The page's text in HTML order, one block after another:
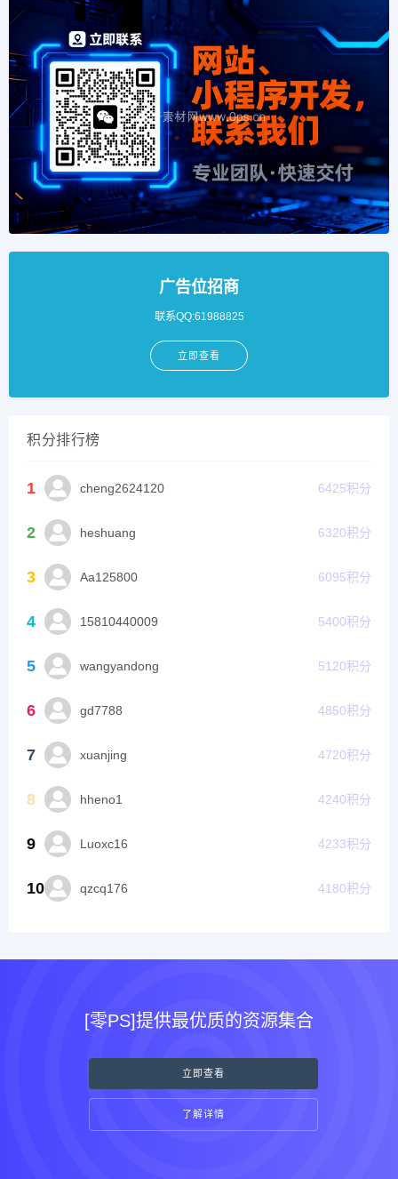
广告位招商
联系QQ:61988825
立即查看
积分排行榜
1 cheng2624120 6425积分
2 heshuang 6320积分
3 Aa125800 6095积分
4 15810440009 5400积分
5 wangyandong 5120积分
6 gd7788 4850积分
7 xuanjing 4720积分
8 hheno1 4240积分
9 Luoxc16 4233积分
10 qzcq176 4180积分
[零PS]提供最优质的资源集合
立即查看
了解详情